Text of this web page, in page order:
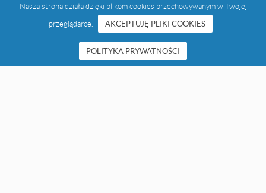
Nasza strona działa dzięki plikom cookies przechowywanym w Twojej
przeglądarce.
AKCEPTUJĘ PLIKI COOKIES
POLITYKA PRYWATNOŚCI